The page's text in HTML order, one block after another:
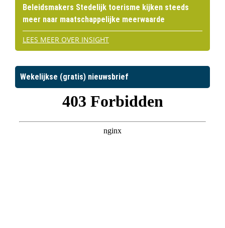
Beleidsmakers Stedelijk toerisme kijken steeds
meer naar maatschappelijke meerwaarde
LEES MEER OVER INSIGHT
Wekelijkse (gratis) nieuwsbrief